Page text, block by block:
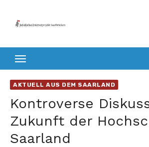
Inhalt
AKTUELL AUS DEM SAARLAND
Kontroverse
Zukunft der
Saarland